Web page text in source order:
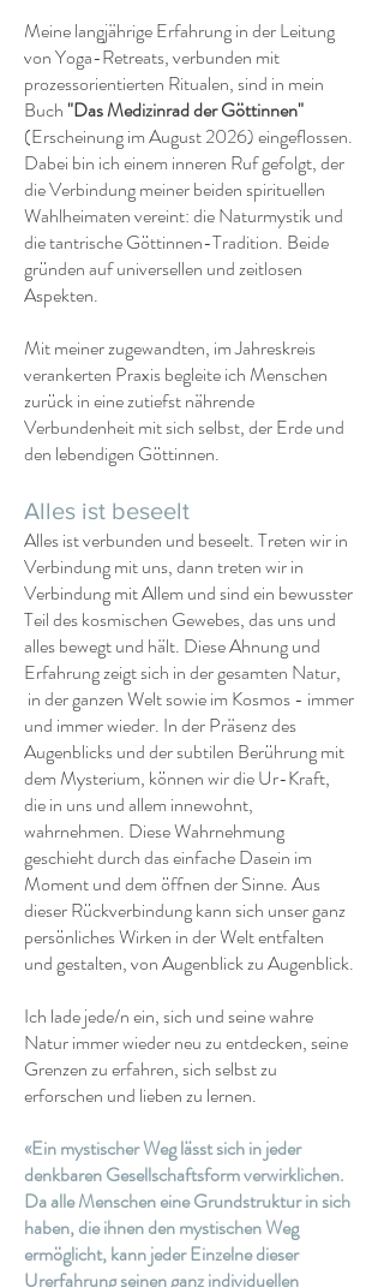
Meine langjährige Erfahrung in der Leitung
von Yoga-Retreats, verbunden mit
prozessorientierten Ritualen, sind in mein
Buch "Das Medizinrad der Göttinnen"
(Erscheinung im August 2026) eingeflossen.
Dabei bin ich einem inneren Ruf gefolgt, der
die Verbindung meiner beiden spirituellen
Wahlheimaten vereint: die Naturmystik und
die tantrische Göttinnen-Tradition. Beide
gründen auf universellen und zeitlosen
Aspekten.
Mit meiner zugewandten, im Jahreskreis
verankerten Praxis begleite ich Menschen
zurück in eine zutiefst nährende
Verbundenheit mit sich selbst, der Erde und
den lebendigen Göttinnen.
Alles ist beseelt
Alles ist verbunden und beseelt. Treten wir in
Verbindung mit uns, dann treten wir in
Verbindung mit Allem und sind ein bewusster
Teil des kosmischen Gewebes, das uns und
alles bewegt und hält. Diese Ahnung und
Erfahrung zeigt sich in der gesamten Natur,
in der ganzen Welt sowie im Kosmos - immer
und immer wieder. In der Präsenz des
Augenblicks und der subtilen Berührung mit
dem Mysterium, können wir die Ur-Kraft,
die in uns und allem innewohnt,
wahrnehmen. Diese Wahrnehmung
geschieht durch das einfache Dasein im
Moment und dem öffnen der Sinne. Aus
dieser Rückverbindung kann sich unser ganz
persönliches Wirken in der Welt entfalten
und gestalten, von Augenblick zu Augenblick.
Ich lade jede/n ein, sich und seine wahre
Natur immer wieder neu zu entdecken, seine
Grenzen zu erfahren, sich selbst zu
erforschen und lieben zu lernen.
«Ein mystischer Weg lässt sich in jeder
denkbaren Gesellschaftsform verwirklichen.
Da alle Menschen eine Grundstruktur in sich
haben, die ihnen den mystischen Weg
ermöglicht, kann jeder Einzelne dieser
Urerfahrung seinen ganz individuellen